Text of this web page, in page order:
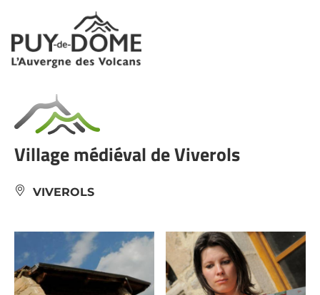
Panneau de gestion des cookies
Village médiéval de Viverols
VIVEROLS